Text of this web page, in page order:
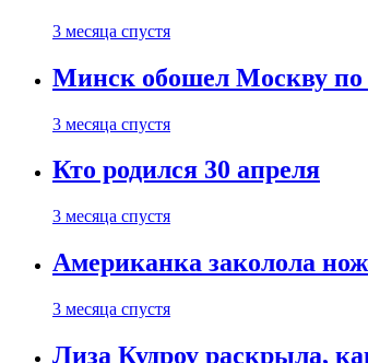
3 месяца спустя
Минск обошел Москву по
3 месяца спустя
Кто родился 30 апреля
3 месяца спустя
Американка заколола
3 месяца спустя
Лиза Кудроу раскрыла,